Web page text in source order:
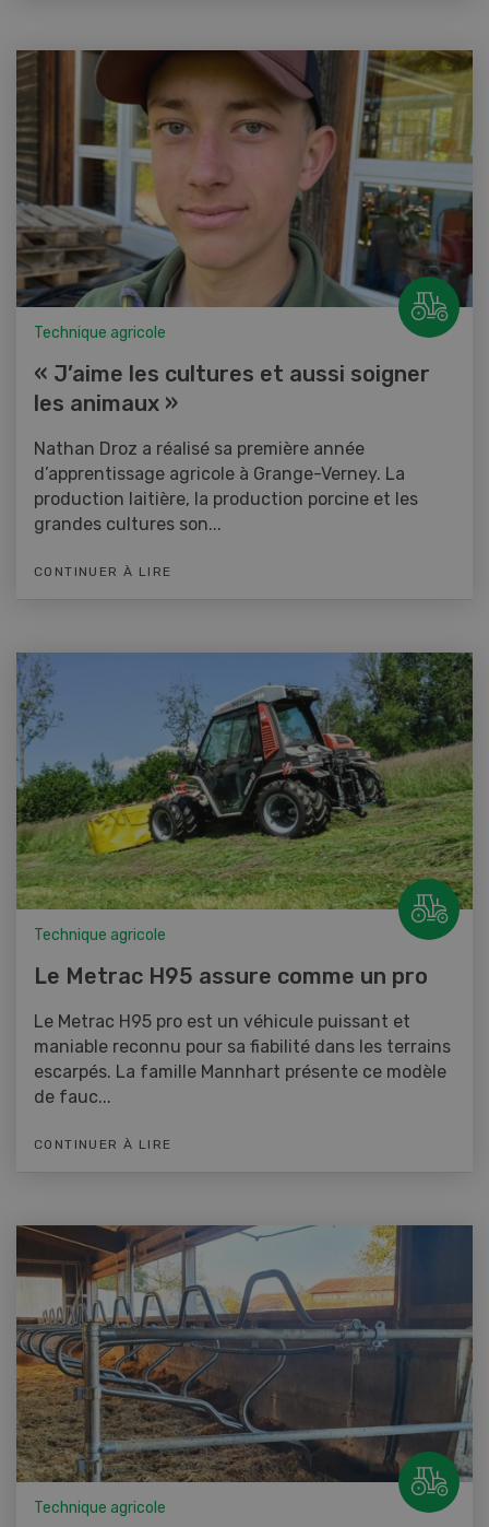
Technique agricole
« J’aime les cultures et aussi soigner
les animaux »
Nathan Droz a réalisé sa première année
d’apprentissage agricole à Grange-Verney. La
production laitière, la production porcine et les
grandes cultures son...
CONTINUER À LIRE
Technique agricole
Le Metrac H95 assure comme un pro
Le Metrac H95 pro est un véhicule puissant et
maniable reconnu pour sa fiabilité dans les terrains
escarpés. La famille Mannhart présente ce modèle
de fauc...
CONTINUER À LIRE
Technique agricole